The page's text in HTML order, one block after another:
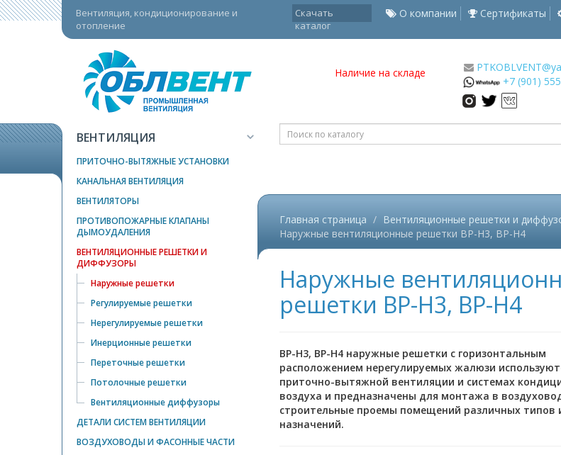
О компании Сертификаты
Вентиляция, кондиционирование и
отопление
Скачать
каталог
Наличие на складе
+7 (901)
ВЕНТИЛЯЦИЯ
ПРИТОЧНО-ВЫТЯЖНЫЕ УСТАНОВКИ
КАНАЛЬНАЯ ВЕНТИЛЯЦИЯ
ВЕНТИЛЯТОРЫ
ПРОТИВОПОЖАРНЫЕ КЛАПАНЫ
ДЫМОУДАЛЕНИЯ
ВЕНТИЛЯЦИОННЫЕ РЕШЕТКИ И
ДИФФУЗОРЫ
Наружные решетки
Регулируемые решетки
Нерегулируемые решетки
Инерционные решетки
Переточные решетки
Потолочные решетки
Вентиляционные диффузоры
ДЕТАЛИ СИСТЕМ ВЕНТИЛЯЦИИ
ВОЗДУХОВОДЫ И ФАСОННЫЕ ЧАСТИ
Главная страница
Вентиляционные решетки и
Наружные вентиляционные решетки ВР-Н3, ВР-Н4
Наружные
решетки ВР-Н3, ВР-Н4
ВР-Н3, ВР-Н4 наружные решетки с горизонтальным
расположением нерегулируемых жалюзи
приточно-вытяжной вентиляции и системах
воздуха и предназначены для монтажа в
строительные проемы помещений различных типов
назначений.